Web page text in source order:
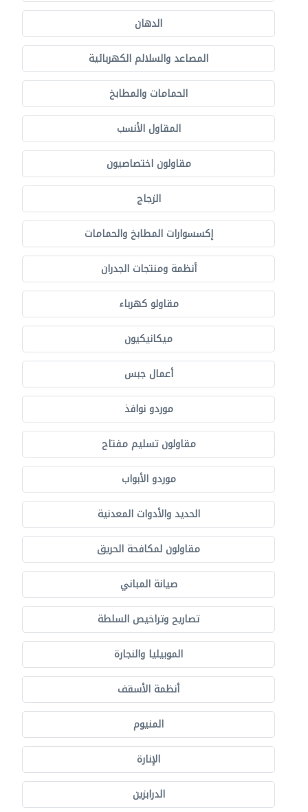
الدهان
المصاعد والسلالم الكهربائية
الحمامات والمطابخ
المقاول الأنسب
مقاولون اختصاصيون
الزجاج
إكسسوارات المطابخ والحمامات
أنظمة ومنتجات الجدران
مقاولو كهرباء
ميكانيكيون
أعمال جبس
موردو نوافذ
مقاولون تسليم مفتاح
موردو الأبواب
الحديد والأدوات المعدنية
مقاولون لمكافحة الحريق
صيانة المباني
تصاريح وتراخيص السلطة
الموبيليا والنجارة
أنظمة الأسقف
المنيوم
الإنارة
الدرابزين